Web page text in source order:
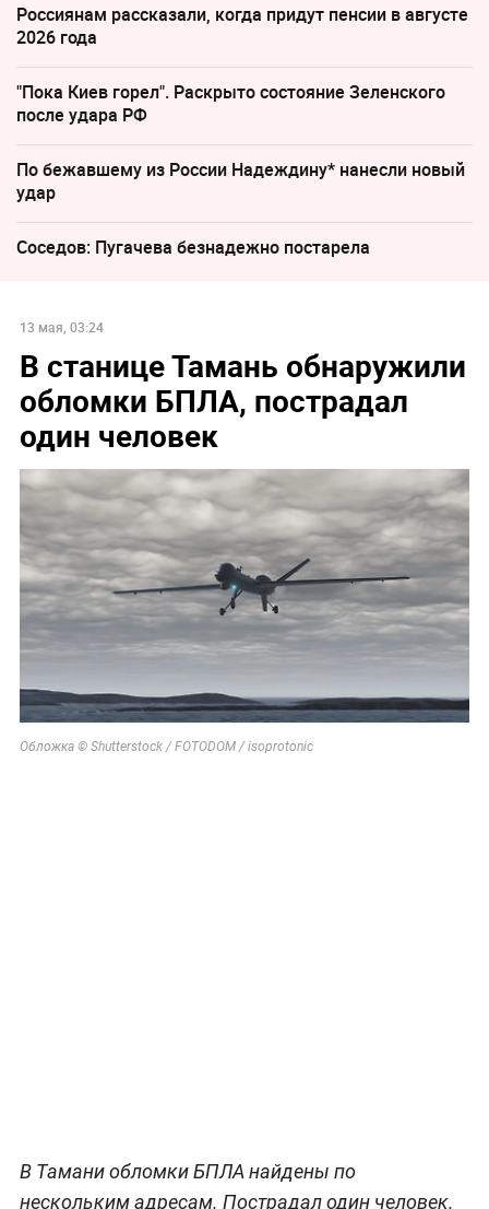
Россиянам рассказали, когда придут пенсии в августе
2026 года
"Пока Киев горел". Раскрыто состояние Зеленского
после удара РФ
По бежавшему из России Надеждину* нанесли новый
удар
Соседов: Пугачева безнадежно постарела
13 мая, 03:24
В станице Тамань обнаружили
обломки БПЛА, пострадал
один человек
Обложка © Shutterstock / FOTODOM / isoprotonic
В Тамани обломки БПЛА найдены по
нескольким адресам. Пострадал один человек.